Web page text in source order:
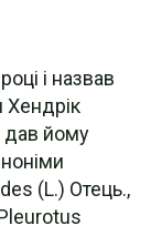
і назвав
Хендрік
дав йому
(L.) Отець.,